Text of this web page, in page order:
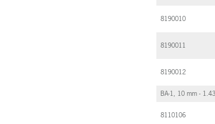
8190010
8190011
8190012
BA-1, 10 mm -
8110106